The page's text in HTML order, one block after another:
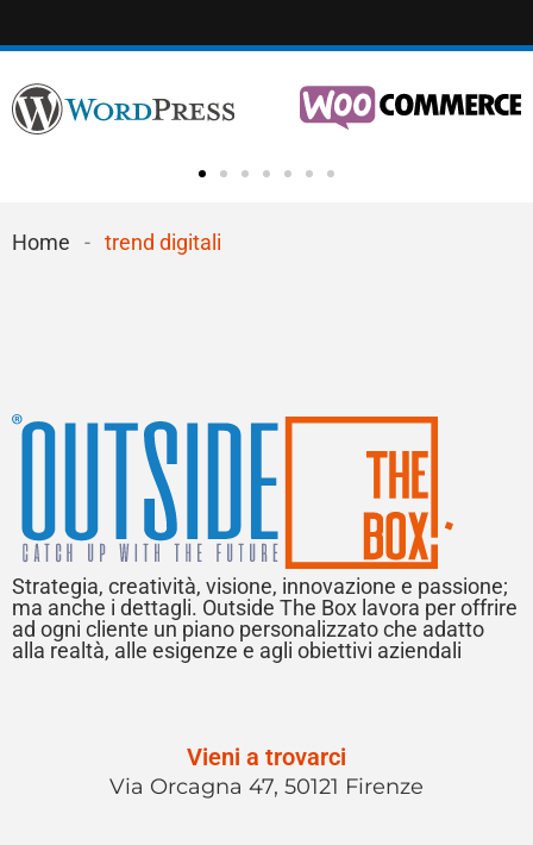
Home - trend digitali
Strategia, creatività, visione, innovazione e passione;
ma anche i dettagli. Outside The Box lavora per offrire
ad ogni cliente un piano personalizzato che adatto
alla realtà, alle esigenze e agli obiettivi aziendali
Vieni a trovarci
Via Orcagna 47, 50121 Firenze